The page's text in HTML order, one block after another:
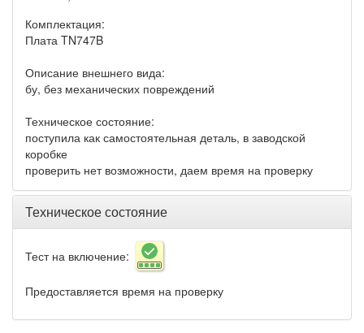
Комплектация:
Плата TN747B
Описание внешнего вида:
бу, без механических повреждений
Техническое состояние:
поступила как самостоятельная деталь, в заводской
коробке
проверить нет возможности, даем время на проверку
Техническое состояние
Тест на включение:
Предоставляется время на проверку